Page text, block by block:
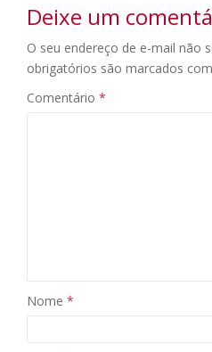
Deixe um
O seu endereço de e-mail não
obrigatórios são marcados com
Comentário *
Nome *